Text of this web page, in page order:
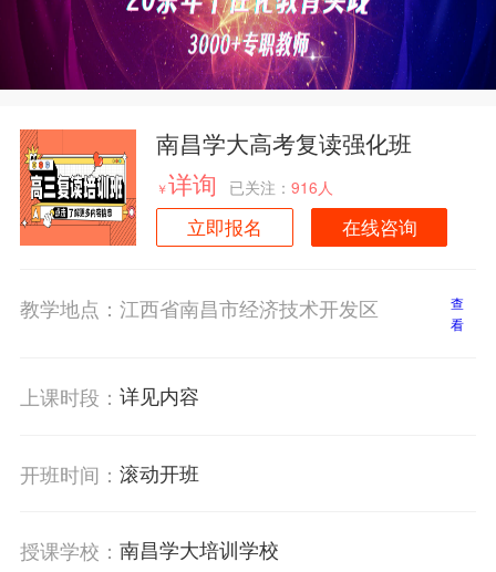
南昌学大高考复读强化班
￥详询 已关注： 916人
立即报名 在线咨询
教学地点： 江西省南昌市经济技术开发区
查
看
上课时段： 详见内容
开班时间： 滚动开班
授课学校： 南昌学大培训学校